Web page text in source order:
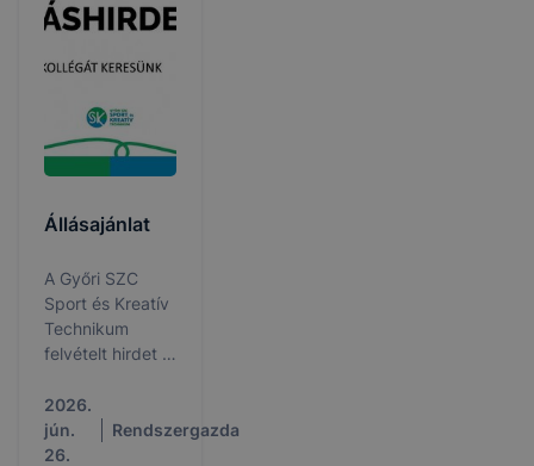
Állásajánlat
A Győri SZC
Sport és Kreatív
Technikum
felvételt hirdet a
munkakörök
betöltésére:
angol - bármely
2026.
jún.
26.
Rendszergazda